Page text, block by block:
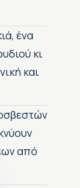
ένα
κι
και
από